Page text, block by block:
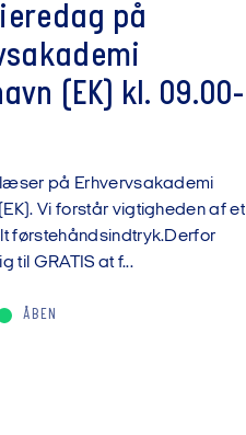
på
(EK) kl. 09.00-
læser på Erhvervsakademi
Vi forstår vigtigheden af et
førstehåndsindtryk.Derfor
til GRATIS at f...
ÅBEN